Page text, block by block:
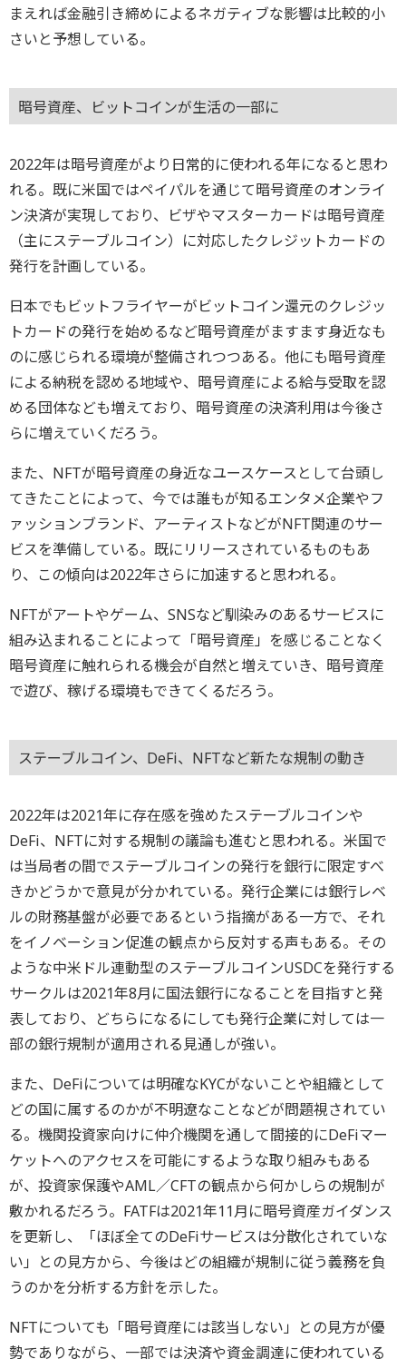
まえれば金融引き締めによるネガティブな影響は比較的小
さいと予想している。
暗号資産、ビットコインが生活の一部に
2022年は暗号資産がより日常的に使われる年になると思わ
れる。既に米国ではペイパルを通じて暗号資産のオンライ
ン決済が実現しており、ビザやマスターカードは暗号資産
（主にステーブルコイン）に対応したクレジットカードの
発行を計画している。
日本でもビットフライヤーがビットコイン還元のクレジッ
トカードの発行を始めるなど暗号資産がますます身近なも
のに感じられる環境が整備されつつある。他にも暗号資産
による納税を認める地域や、暗号資産による給与受取を認
める団体なども増えており、暗号資産の決済利用は今後さ
らに増えていくだろう。
また、NFTが暗号資産の身近なユースケースとして台頭し
てきたことによって、今では誰もが知るエンタメ企業やフ
ァッションブランド、アーティストなどがNFT関連のサー
ビスを準備している。既にリリースされているものもあ
り、この傾向は2022年さらに加速すると思われる。
NFTがアートやゲーム、SNSなど馴染みのあるサービスに
組み込まれることによって「暗号資産」を感じることなく
暗号資産に触れられる機会が自然と増えていき、暗号資産
で遊び、稼げる環境もできてくるだろう。
ステーブルコイン、DeFi、NFTなど新たな規制の動き
2022年は2021年に存在感を強めたステーブルコインや
DeFi、NFTに対する規制の議論も進むと思われる。米国で
は当局者の間でステーブルコインの発行を銀行に限定すべ
きかどうかで意見が分かれている。発行企業には銀行レベ
ルの財務基盤が必要であるという指摘がある一方で、それ
をイノベーション促進の観点から反対する声もある。その
ような中米ドル連動型のステーブルコインUSDCを発行する
サークルは2021年8月に国法銀行になることを目指すと発
表しており、どちらになるにしても発行企業に対しては一
部の銀行規制が適用される見通しが強い。
また、DeFiについては明確なKYCがないことや組織として
どの国に属するのかが不明遼なことなどが問題視されてい
る。機関投資家向けに仲介機関を通して間接的にDeFiマー
ケットへのアクセスを可能にするような取り組みもある
が、投資家保護やAML／CFTの観点から何かしらの規制が
敷かれるだろう。FATFは2021年11月に暗号資産ガイダンス
を更新し、「ほぼ全てのDeFiサービスは分散化されていな
い」との見方から、今後はどの組織が規制に従う義務を負
うのかを分析する方針を示した。
NFTについても「暗号資産には該当しない」との見方が優
勢でありながら、一部では決済や資金調達に使われている